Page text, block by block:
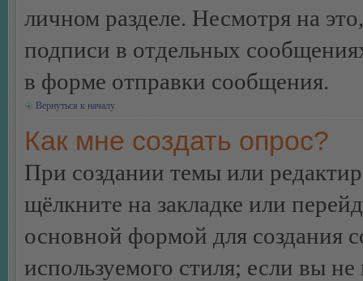
личном разделе. Несмотря на
подписи в отдельных
в форме отправки сообщения.
Вернуться к началу
Как мне создать опрос?
При создании темы или
щёлкните на закладке или
основной формой для создания
используемого стиля; если вы